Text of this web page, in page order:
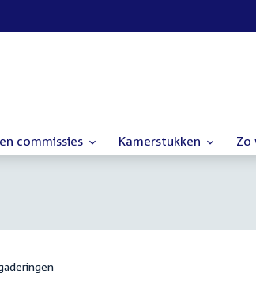
commissies Kamerstukken Zo